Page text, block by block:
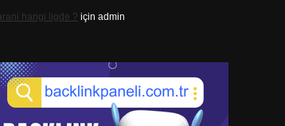
hangi ligde ? için admin